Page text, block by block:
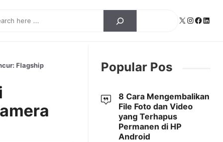
X Instagram
Flagship
Popular Pos
8 Cara Mengembalikan
File Foto dan Video
yang Terhapus
Permanen di HP
Android